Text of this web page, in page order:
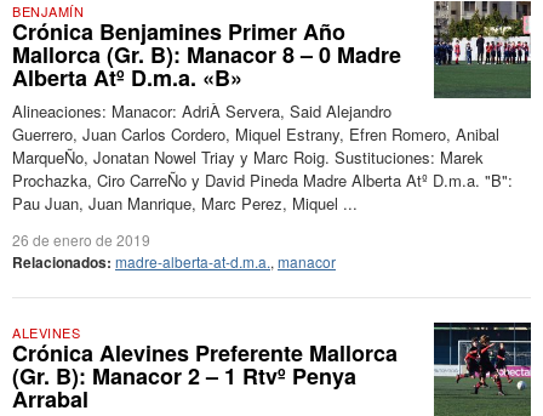
BENJAMÍN
Crónica Benjamines Primer Año
Mallorca (Gr. B): Manacor 8 – 0 Madre
Alberta Atº D.m.a. «B»
Alineaciones: Manacor: AdriÀ Servera, Said Alejandro
Guerrero, Juan Carlos Cordero, Miquel Estrany, Efren Romero, Anibal
MarqueÑo, Jonatan Nowel Triay y Marc Roig. Sustituciones: Marek
Prochazka, Ciro CarreÑo y David Pineda Madre Alberta Atº D.m.a. "B":
Pau Juan, Juan Manrique, Marc Perez, Miquel ...
26 de enero de 2019
Relacionados: madre-alberta-at-d.m.a., manacor
ALEVINES
Crónica Alevines Preferente Mallorca
(Gr. B): Manacor 2 – 1 Rtvº Penya
Arrabal